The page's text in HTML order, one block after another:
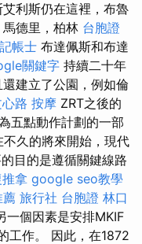
利斯仍在這裡，布魯
德里，柏林 台胞證
帳士 布達佩斯和布達
關鍵字 持續二十年
建立了公園，例如倫
路 按摩 ZRT之後的
五點動作計劃的一部
久的將來開始，現代
目的是遵循關鍵線路
拿 google seo教學
薦 旅行社 台胞證 林口
一個因素是安排MKIF
工作。 因此，在1872